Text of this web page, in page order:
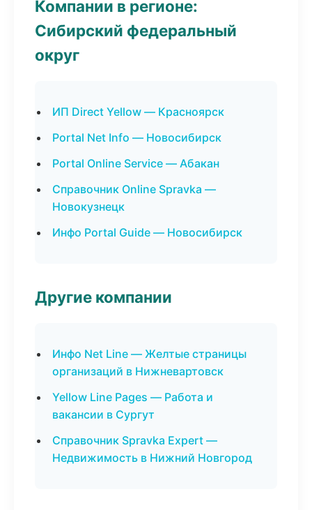
Компании в регионе:
Сибирский федеральный
округ
ИП Direct Yellow — Красноярск
Portal Net Info — Новосибирск
Portal Online Service — Абакан
Справочник Online Spravka —
Новокузнецк
Инфо Portal Guide — Новосибирск
Другие компании
Инфо Net Line — Желтые страницы
организаций в Нижневартовск
Yellow Line Pages — Работа и
вакансии в Сургут
Справочник Spravka Expert —
Недвижимость в Нижний Новгород